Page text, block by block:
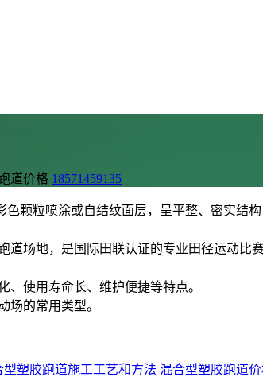
道价格 18571459135
颗粒喷涂或自结纹面层，呈平整、密实结
场地，是国际田联认证的专业田径运动比赛
使用寿命长、维护便捷等特点。
场的常用类型。
型塑胶跑道施工工艺和方法 混合型塑胶跑道